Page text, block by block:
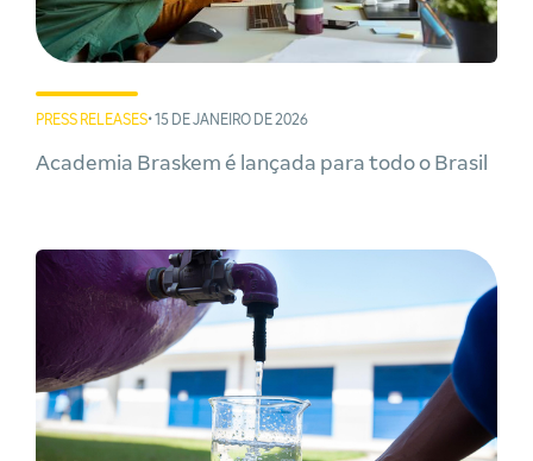
PRESS RELEASES• 15 DE JANEIRO DE 2026
Academia Braskem é lançada para todo o Brasil